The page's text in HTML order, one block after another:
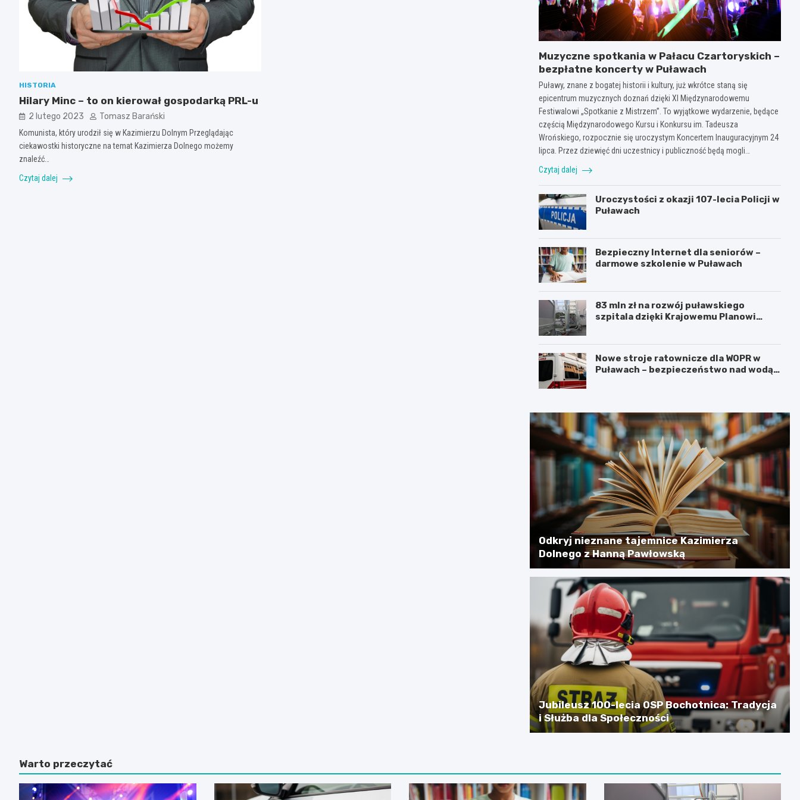
HISTORIA
Hilary Minc – to on kierował gospodarką PRL-u
2 lutego 2023 Tomasz Barański
Komunista, który urodził się w Kazimierzu Dolnym Przeglądając
ciekawostki historyczne na temat Kazimierza Dolnego możemy
znaleźć…
Czytaj dalej
Muzyczne spotkania w Pałacu Czartoryskich –
bezpłatne koncerty w Puławach
Puławy, znane z bogatej historii i kultury, już wkrótce staną się
epicentrum muzycznych doznań dzięki XI Międzynarodowemu
Festiwalowi „Spotkanie z Mistrzem”. To wyjątkowe wydarzenie, będące
częścią Międzynarodowego Kursu i Konkursu im. Tadeusza
Wrońskiego, rozpocznie się uroczystym Koncertem Inauguracyjnym 24
lipca. Przez dziewięć dni uczestnicy i publiczność będą mogli…
Czytaj dalej
Uroczystości z okazji 107-lecia Policji w
Puławach
Bezpieczny Internet dla seniorów –
darmowe szkolenie w Puławach
83 mln zł na rozwój puławskiego
szpitala dzięki Krajowemu Planowi
Nowe stroje ratownicze dla WOPR w
Puławach – bezpieczeństwo nad wodą
Odkryj nieznane tajemnice Kazimierza
Dolnego z Hanną Pawłowską
Jubileusz 100-lecia OSP Bochotnica: Tradycja
i Służba dla Społeczności
Warto przeczytać